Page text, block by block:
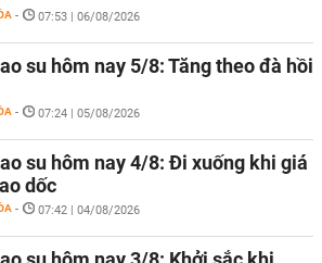
- 07:53 | 06/08/2026
su hôm nay 5/8: Tăng theo đà hồi
- 07:24 | 05/08/2026
su hôm nay 4/8: Đi xuống khi giá
dốc
- 07:42 | 04/08/2026